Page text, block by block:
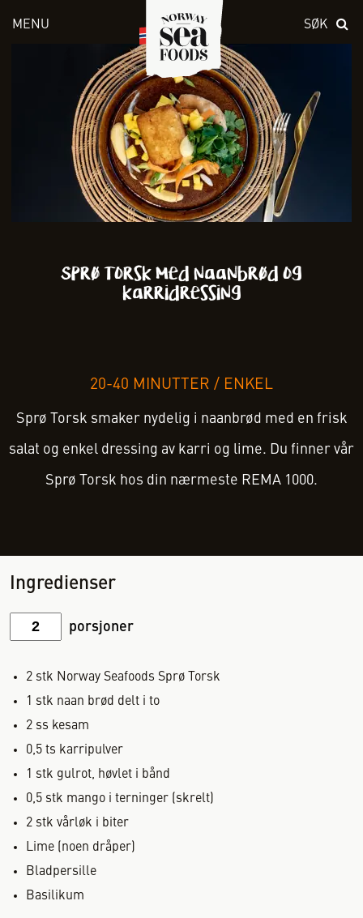
MENU SØK
Sprø Torsk med naanbrød og
karridressing
20-40 MINUTTER / ENKEL
Sprø Torsk smaker nydelig i naanbrød med en frisk
salat og enkel dressing av karri og lime. Du finner vår
Sprø Torsk hos din nærmeste REMA 1000.
Ingredienser
porsjoner
2 stk Norway Seafoods Sprø Torsk
1
stk naan brød delt i to
2 ss kesam
0,5 ts karripulver
1
stk gulrot, høvlet i bånd
0,5 stk mango i terninger (skrelt)
2 stk vårløk i biter
Lime (noen dråper)
Bladpersille
Basilikum